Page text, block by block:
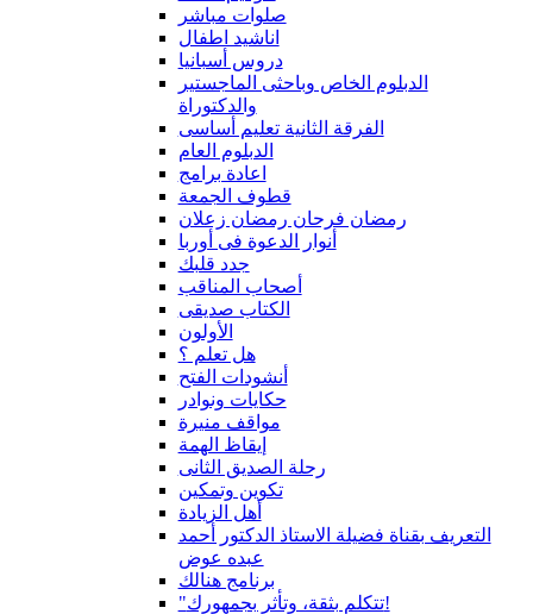
صلوات مباشر
اناشيد اطفال
دروس أسبانيا
الدبلوم الخاص وباحثى الماجستير
والدكتوراة
الفرقة الثانية تعليم أساسى
الدبلوم العام
اعادة برامج
قطوف الجمعة
رمضان فرحان رمضان زعلان
أنوار الدعوة فى أوربا
جدد قلبك
أصحاب المناقب
الكتاب صديقى
الأولون
هل تعلم ؟
أنشودات الفتح
حكايات ونوادر
مواقف منيرة
إيقاظ الهمة
رحلة الصديق الثانى
تكوين وتمكين
أهل الزيادة
التعريف بقناة فضيلة الاستاذ الدكتور أحمد
عبده عوض
برنامج هنالك
"تتكلم بثقة، وتأثر بجمهورك!